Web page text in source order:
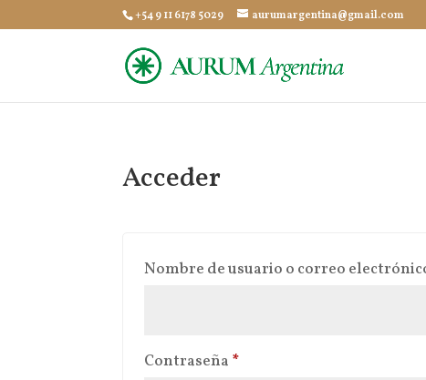
+54 9 11 6178 5029 aurumargentina@gmail.com
Acceder
Nombre de usuario o correo
Contraseña *Obligatorio